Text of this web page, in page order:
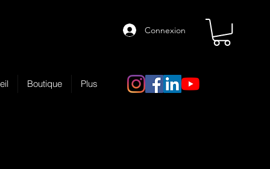
Connexion
Boutique Plus